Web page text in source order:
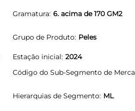
Gramatura 6. acima de 170 GM2
Grupo de Produto Peles
Estação inicial 2024
Código do Sub-Segmento de
Hierarquias de Segmento ML